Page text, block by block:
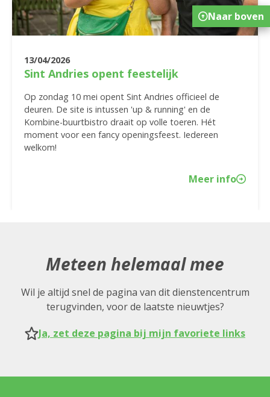
13/04/2026
Sint Andries opent feestelijk
Op zondag 10 mei opent Sint Andries officieel de
deuren. De site is intussen 'up & running' en de
Kombine-buurtbistro draait op volle toeren. Hét
moment voor een fancy openingsfeest. Iedereen
welkom!
Meer info
Meteen helemaal mee
Wil je altijd snel de pagina van dit dienstencentrum
terugvinden, voor de laatste nieuwtjes?
Ja, zet deze pagina bij mijn favoriete links
Naar boven